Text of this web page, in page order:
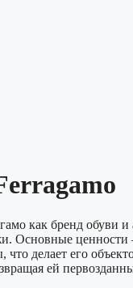
как бренд обуви
Основные ценности
делает его
ей